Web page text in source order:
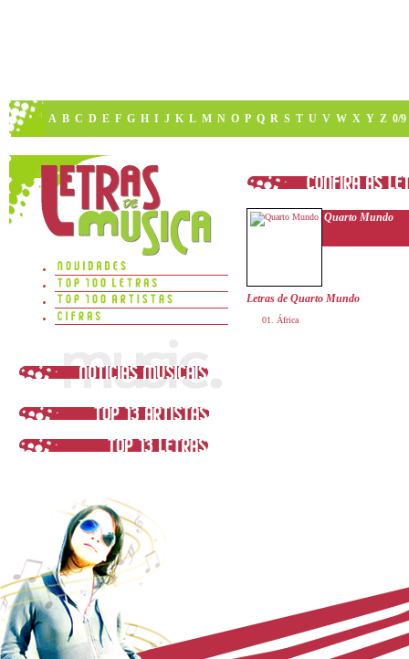
A B C D E F G H I J K L M N O P Q R S T U V W X Y Z 0/9
Quarto Mundo
Letras de Quarto Mundo
África